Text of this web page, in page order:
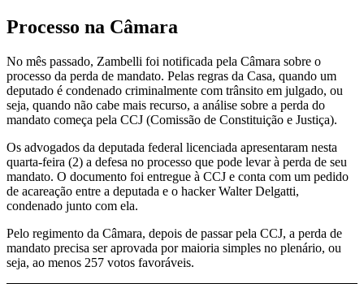
Processo na Câmara
No mês passado, Zambelli foi notificada pela Câmara sobre o
processo da perda de mandato. Pelas regras da Casa, quando um
deputado é condenado criminalmente com trânsito em julgado, ou
seja, quando não cabe mais recurso, a análise sobre a perda do
mandato começa pela CCJ (Comissão de Constituição e Justiça).
Os advogados da deputada federal licenciada apresentaram nesta
quarta-feira (2) a defesa no processo que pode levar à perda de seu
mandato. O documento foi entregue à CCJ e conta com um pedido
de acareação entre a deputada e o hacker Walter Delgatti,
condenado junto com ela.
Pelo regimento da Câmara, depois de passar pela CCJ, a perda de
mandato precisa ser aprovada por maioria simples no plenário, ou
seja, ao menos 257 votos favoráveis.